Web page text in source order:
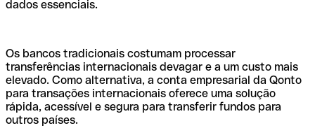
dados essenciais.
Os bancos tradicionais costumam processar
transferências internacionais devagar e a um custo mais
elevado. Como alternativa, a conta empresarial da Qonto
para transações internacionais oferece uma solução
rápida, acessível e segura para transferir fundos para
outros países.